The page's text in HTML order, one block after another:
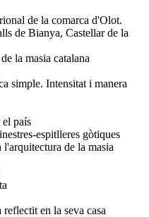
de la comarca d'Olot.
de Bianya, Castellar de la
la masia catalana
simple. Intensitat i manera
el país
espitlleres gòtiques
l'arquitectura de la masia
en la seva casa